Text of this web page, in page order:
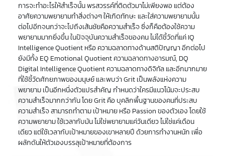
การจะทำอะไรให้สำเร็จนั้น พรสวรรค์ที่ติดตัวมาไม่เพียงพอ แต่ต้อง
อาศัยความพยายามทำสิ่งต่างๆ ให้เกิดทักษะ และใส่ความพยายามนั้น
ต่อไปอีกจนกว่าจะไปถึงเส้นชัยคือความสำเร็จ ซึ่งก็คือต้องใช้ความ
พยายามมากยิ่งขึ้น ในปัจจุบันความสำเร็จของคน ไม่ได้ชี้วัดที่แค่ IQ
Intelligence Quotient หรือ ความฉลาดทางด้านสติปัญญา อีกต่อไป
ยังมีทั้ง EQ Emotional Quotient ความฉลาดทางอารมณ์, DQ
Digital Intelligence Quotient ความฉลาดทางดิจิทัล และอีกมากมาย
ที่ใช้ชี้วัดศักยภาพของมนุษย์ และพบว่า Grit เป็นพลังแห่งความ
พยายาม เป็นอีกหนึ่งตัวแปรสำคัญ กำหนดว่าใครมีแนวโน้มจะประสบ
ความสำเร็จมากกว่ากัน โดย Grit คือ บุคลิกพื้นฐานของคนที่ประสบ
ความสำเร็จ สามารถทำตาม เป้าหมาย หรือ Passion ของตัวเอง โดยใช้
ความพยายาม ใช้เวลากับมัน ไม่ใช่พยายามแค่วันเดียว ไม่ใช่แค่เดือน
เดียว แต่ใช้เวลากับเป้าหมายของเขาหลายปี ด้วยการทำงานหนัก เพื่อ
ผลักดันให้ตัวเองบรรลุเป้าหมายที่ต้องการ